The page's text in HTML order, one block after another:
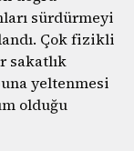
sürdürmeyi
Çok fizikli
sakatlık
yeltenmesi
olduğu